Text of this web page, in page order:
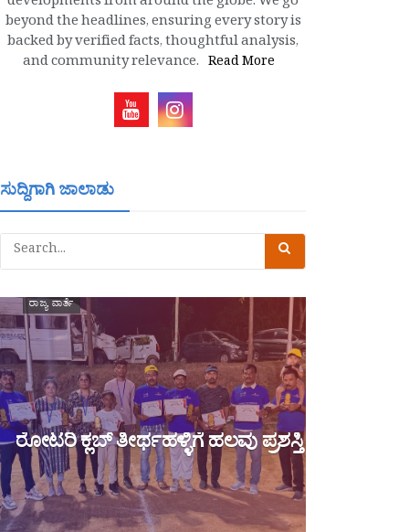
beyond the headlines, ensuring every story is
backed by verified facts, thoughtful analysis,
and community relevance. Read More
ಸುದ್ದಿಗಾಗಿ ಜಾಲಾಡು
ರಾಜ್ಯ ವಾರ್ತೆ
ರೋಟರಿ ಕ್ಲಬ್ ತೀರ್ಥಹಳ್ಳಿಗೆ ಹಲವು ಪ್ರಶಸ್ತಿ